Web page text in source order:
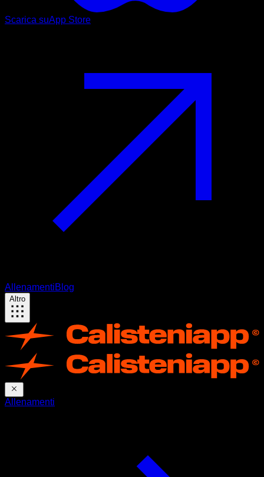
Scarica suApp Store
AllenamentiBlog
Altro
Allenamenti